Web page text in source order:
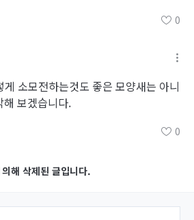
0
소모전하는것도 좋은 모양새는 아니
해 보겠습니다.
0
해 삭제된 글입니다.